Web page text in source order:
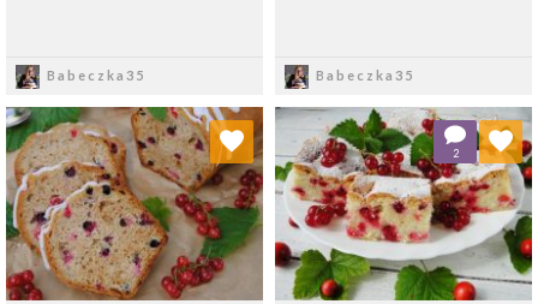
Babeczka35 Babeczka35
Dodaj do ulubionych
Wybierz listę:
2
Dodaj do ulubionych
Wybierz listę: